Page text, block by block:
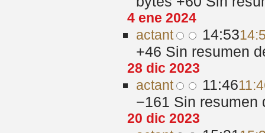
4 ene 2024
actant 14:53
+46 Sin resumen
28 dic 2023
actant 11:46
−161 Sin resumen
20 dic 2023